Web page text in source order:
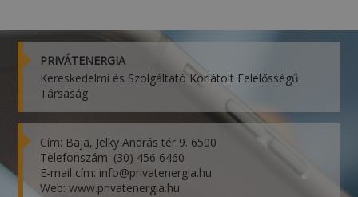
PRIVÁTENERGIA
Kereskedelmi és Szolgáltató Korlátolt Felelősségű
Társaság
Cím: Baja, Jelky András tér 9. 6500
Telefonszám: (30) 456 6460
E-mail cím: info@privatenergia.hu
Web: www.privatenergia.hu